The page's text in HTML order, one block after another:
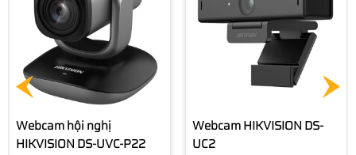
Webcam hội nghị
HIKVISION DS-UVC-P22
Webcam HIKVISION DS-
UC2